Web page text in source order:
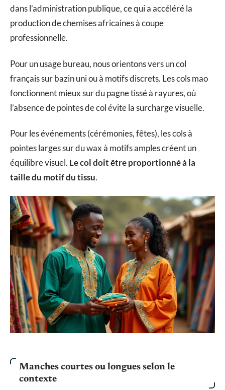
dans l’administration publique, ce qui a accéléré la
production de chemises africaines à coupe
professionnelle.
Pour un usage bureau, nous orientons vers un col
français sur bazin uni ou à motifs discrets. Les cols mao
fonctionnent mieux sur du pagne tissé à rayures, où
l’absence de pointes de col évite la surcharge visuelle.
Pour les événements (cérémonies, fêtes), les cols à
pointes larges sur du wax à motifs amples créent un
équilibre visuel. Le col doit être proportionné à la
taille du motif du tissu.
Manches courtes ou longues selon le
contexte